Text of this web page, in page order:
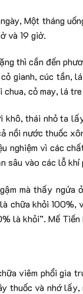
Một tháng
và 19 giờ.
thì cần đến
cỏ gianh, cúc tần,
cỏ may, lá
khô, thái nhỏ ta
nồi nước thuốc
nghiệm vì các
sâu vào các lỗ khí
mà thấy
chữa khỏi
là khỏi”. Mế Tiến
viêm phổi gia
thuốc và nhớ